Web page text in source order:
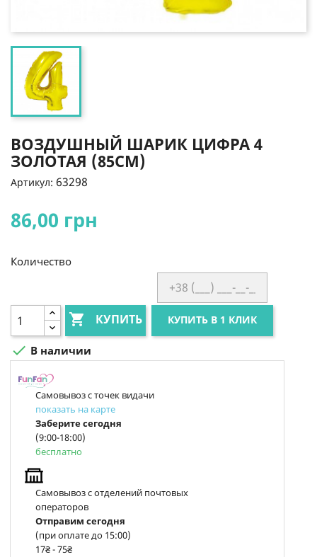
ВОЗДУШНЫЙ ШАРИК ЦИФРА 4
ЗОЛОТАЯ (85СМ)
Артикул: 63298
86,00 грн
Количество
 КУПИТЬ КУПИТЬ В 1 КЛИК
 В наличии
Самовывоз с точек видачи
показать на карте
Заберите сегодня
(9:00-18:00)
бесплатно
Самовывоз с отделений почтовых
операторов
Отправим сегодня
(при оплате до 15:00)
17₴ - 75₴